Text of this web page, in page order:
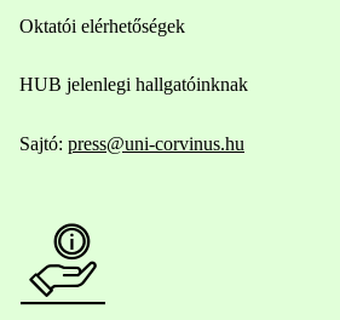
Oktatói elérhetőségek
HUB jelenlegi hallgatóinknak
Sajtó: press@uni-corvinus.hu